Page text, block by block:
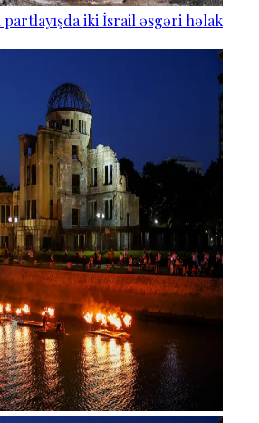
partlayışda iki İsrail əsgəri həlak